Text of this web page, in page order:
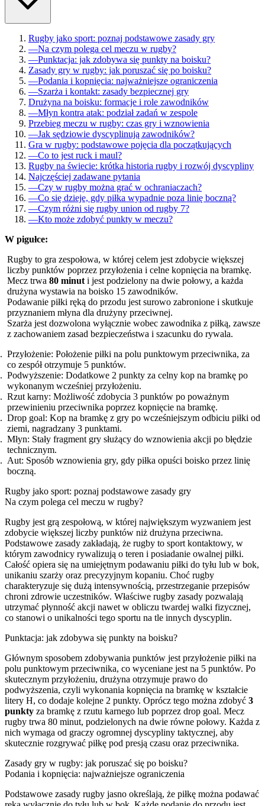
Rugby jako sport: poznaj podstawowe zasady gry
—Na czym polega cel meczu w rugby?
—Punktacja: jak zdobywa się punkty na boisku?
Zasady gry w rugby: jak poruszać się po boisku?
—Podania i kopnięcia: najważniejsze ograniczenia
—Szarża i kontakt: zasady bezpiecznej gry
Drużyna na boisku: formacje i role zawodników
—Młyn kontra atak: podział zadań w zespole
Przebieg meczu w rugby: czas gry i wznowienia
—Jak sędziowie dyscyplinują zawodników?
Gra w rugby: podstawowe pojęcia dla początkujących
—Co to jest ruck i maul?
Rugby na świecie: krótka historia rugby i rozwój dyscypliny
Najczęściej zadawane pytania
—Czy w rugby można grać w ochraniaczach?
—Co się dzieje, gdy piłka wypadnie poza linię boczną?
—Czym różni się rugby union od rugby 7?
—Kto może zdobyć punkty w meczu?
W pigułce:
Rugby to gra zespołowa, w której celem jest zdobycie większej
liczby punktów poprzez przyłożenia i celne kopnięcia na bramkę.
Mecz trwa 80 minut i jest podzielony na dwie połowy, a każda
drużyna wystawia na boisko 15 zawodników.
Podawanie piłki ręką do przodu jest surowo zabronione i skutkuje
przyznaniem młyna dla drużyny przeciwnej.
Szarża jest dozwolona wyłącznie wobec zawodnika z piłką, zawsze
z zachowaniem zasad bezpieczeństwa i szacunku do rywala.
Przyłożenie: Położenie piłki na polu punktowym przeciwnika, za
co zespół otrzymuje 5 punktów.
Podwyższenie: Dodatkowe 2 punkty za celny kop na bramkę po
wykonanym wcześniej przyłożeniu.
Rzut karny: Możliwość zdobycia 3 punktów po poważnym
przewinieniu przeciwnika poprzez kopnięcie na bramkę.
Drop goal: Kop na bramkę z gry po wcześniejszym odbiciu piłki od
ziemi, nagradzany 3 punktami.
Młyn: Stały fragment gry służący do wznowienia akcji po błędzie
technicznym.
Aut: Sposób wznowienia gry, gdy piłka opuści boisko przez linię
boczną.
Rugby jako sport: poznaj podstawowe zasady gry
Na czym polega cel meczu w rugby?
Rugby jest grą zespołową, w której największym wyzwaniem jest
zdobycie większej liczby punktów niż drużyna przeciwna.
Podstawowe zasady zakładają, że rugby to sport kontaktowy, w
którym zawodnicy rywalizują o teren i posiadanie owalnej piłki.
Całość opiera się na umiejętnym podawaniu piłki do tyłu lub w bok,
unikaniu szarży oraz precyzyjnym kopaniu. Choć rugby
charakteryzuje się dużą intensywnością, przestrzeganie przepisów
chroni zdrowie uczestników. Właściwe rugby zasady pozwalają
utrzymać płynność akcji nawet w obliczu twardej walki fizycznej,
co stanowi o unikalności tego sportu na tle innych dyscyplin.
Punktacja: jak zdobywa się punkty na boisku?
Głównym sposobem zdobywania punktów jest przyłożenie piłki na
polu punktowym przeciwnika, co wyceniane jest na 5 punktów. Po
skutecznym przyłożeniu, drużyna otrzymuje prawo do
podwyższenia, czyli wykonania kopnięcia na bramkę w kształcie
litery H, co dodaje kolejne 2 punkty. Oprócz tego można zdobyć 3
punkty za bramkę z rzutu karnego lub poprzez drop goal. Mecz
rugby trwa 80 minut, podzielonych na dwie równe połowy. Każda z
nich wymaga od graczy ogromnej dyscypliny taktycznej, aby
skutecznie rozgrywać piłkę pod presją czasu oraz przeciwnika.
Zasady gry w rugby: jak poruszać się po boisku?
Podania i kopnięcia: najważniejsze ograniczenia
Podstawowe zasady rugby jasno określają, że piłkę można podawać